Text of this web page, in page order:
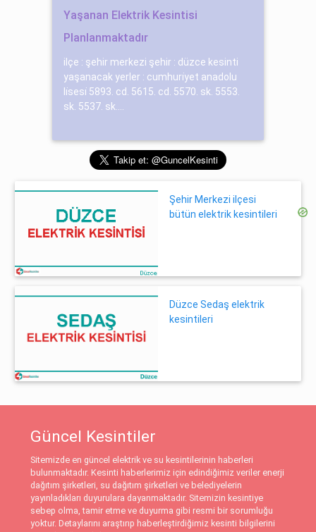
Yaşanan Elektrik Kesintisi
Planlanmaktadır
ilçe : şehir merkezi şehir : düzce kesinti
yaşanacak yerler : cumhuri̇yet anadolu
li̇sesi̇ 5893. cd. 5615. cd. 5570. sk. 5553.
sk. 5537. sk....
Şehir Merkezi ilçesi
bütün elektrik kesintileri
Düzce Sedaş elektrik
kesintileri
Güncel Kesintiler
Sitemizde en güncel elektrik ve su kesintilerinin haberleri
bulunmaktadır. Kesinti haberlerimiz için edindiğimiz veriler enerji
dağıtım şirketleri, su dağıtım şirketleri ve belediyelerin
yayınladıkları duyurulara dayanmaktadır. Sitemizin kesintiye
sebep olma, tamir etme ve duyurma gibi resmi bir sorumluğu
yoktur. Detaylarını araştırıp haberleştirdiğimiz kesinti bilgilerini